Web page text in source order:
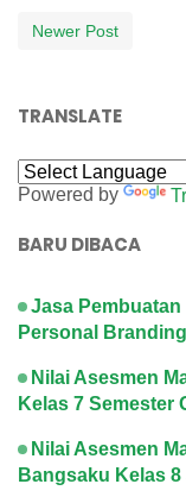
Newer Post
TRANSLATE
Powered by
BARU DIBACA
Jasa
Personal Branding
Nilai Asesmen
Kelas 7 Semester
Nilai Asesmen
Bangsaku Kelas 8